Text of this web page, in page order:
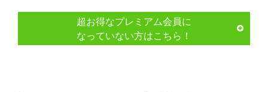
超お得なプレミアム会員に
なっていない方はこちら！